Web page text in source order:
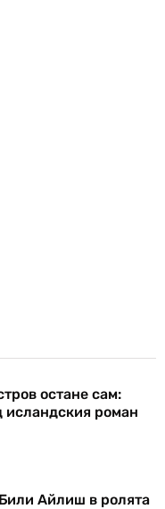
остане сам:
исландския роман
Айлиш в ролята